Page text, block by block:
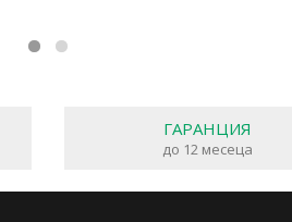
ГАРАНЦИЯ
до 12 месеца